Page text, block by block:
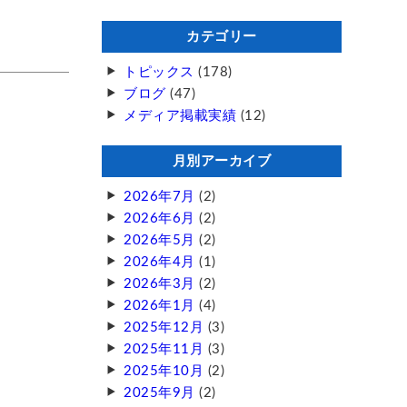
カテゴリー
トピックス (178)
ブログ (47)
メディア掲載実績 (12)
月別アーカイブ
2026年7月 (2)
2026年6月 (2)
2026年5月 (2)
2026年4月 (1)
2026年3月 (2)
2026年1月 (4)
2025年12月 (3)
2025年11月 (3)
2025年10月 (2)
2025年9月 (2)